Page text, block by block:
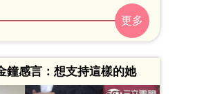
承疏失，並已於凌晨重播
視於今天越洋聯繫上游天
鐘感言：想支持這樣的她